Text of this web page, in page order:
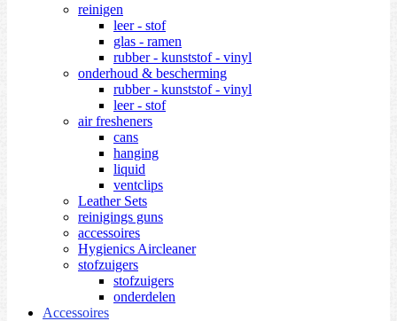
reinigen
leer - stof
glas - ramen
rubber - kunststof - vinyl
onderhoud & bescherming
rubber - kunststof - vinyl
leer - stof
air fresheners
cans
hanging
liquid
ventclips
Leather Sets
reinigings guns
accessoires
Hygienics Aircleaner
stofzuigers
stofzuigers
onderdelen
Accessoires